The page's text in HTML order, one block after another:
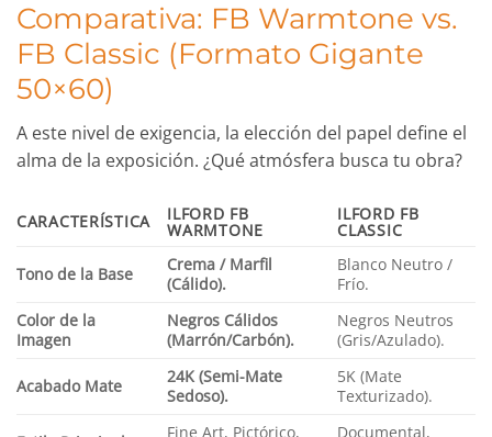
Comparativa: FB Warmtone vs.
FB Classic (Formato Gigante
50×60)
A este nivel de exigencia, la elección del papel define el
alma de la exposición. ¿Qué atmósfera busca tu obra?
CARACTERÍSTICA ILFORD FB
WARMTONE
ILFORD FB
CLASSIC
Tono de la Base
Crema / Marfil
(Cálido).
Blanco Neutro /
Frío.
Color de la
Imagen
Negros Cálidos
(Marrón/Carbón).
Negros Neutros
(Gris/Azulado).
Acabado Mate
24K (Semi-Mate
Sedoso).
5K (Mate
Texturizado).
Fine Art, Pictórico,
Documental,